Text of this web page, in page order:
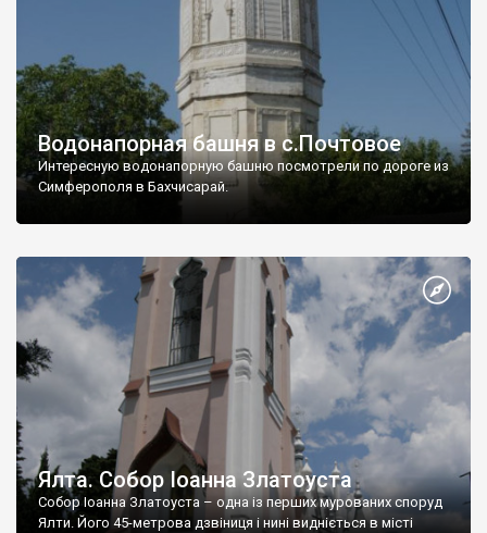
Водонапорная башня в с.Почтовое
Интересную водонапорную башню посмотрели по дороге из
Симферополя в Бахчисарай.
Ялта. Собор Іоанна Златоуста
Собор Іоанна Златоуста – одна із перших мурованих споруд
Ялти. Його 45-метрова дзвіниця і нині видніється в місті